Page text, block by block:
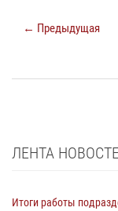
← Предыдущая
ЛЕНТА
Итоги работы